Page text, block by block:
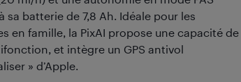
sa batterie de 7,8 Ah. Idéale pour les
en famille, la PixAI propose une capacité de
et intègre un GPS antivol
» d’Apple.